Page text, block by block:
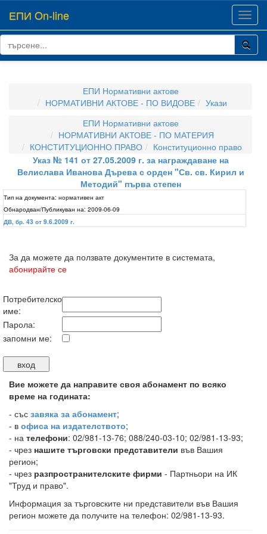
ЕПИ On-line
ЕПИ Нормативни актове
НОРМАТИВНИ АКТОВЕ - ПО ВИДОВЕ
Укази
ЕПИ Нормативни актове
НОРМАТИВНИ АКТОВЕ - ПО МАТЕРИЯ
КОНСТИТУЦИОННО ПРАВО
Конституционно право
Указ № 141 от 27.05.2009 г. за награждаване на
Велислава Иванова Дърева с орден "Св. св. Кирил и
Методий" първа степен
Тип на документа: нормативен акт
Обнародван/Публикуван на: 2009-06-09
ДВ, бр. 43 от 9.6.2009 г.
За да можете да ползвате документите в системата,
абонирайте се
Потребителско
име:
Парола:
запомни ме:
Вие можете да направите своя абонамент по всяко
време на годината:
- със завяка за абонамент;
- в офиса на издателството;
- на телефони: 02/981-13-76; 088/240-03-10; 02/981-13-93;
- чрез нашите търговски представители във Вашия
регион;
- чрез разпространителските фирми - Партньори на ИК
"Труд и право".
Информация за търговските ни представители във Вашия
регион можете да получите на телефон: 02/981-13-93.